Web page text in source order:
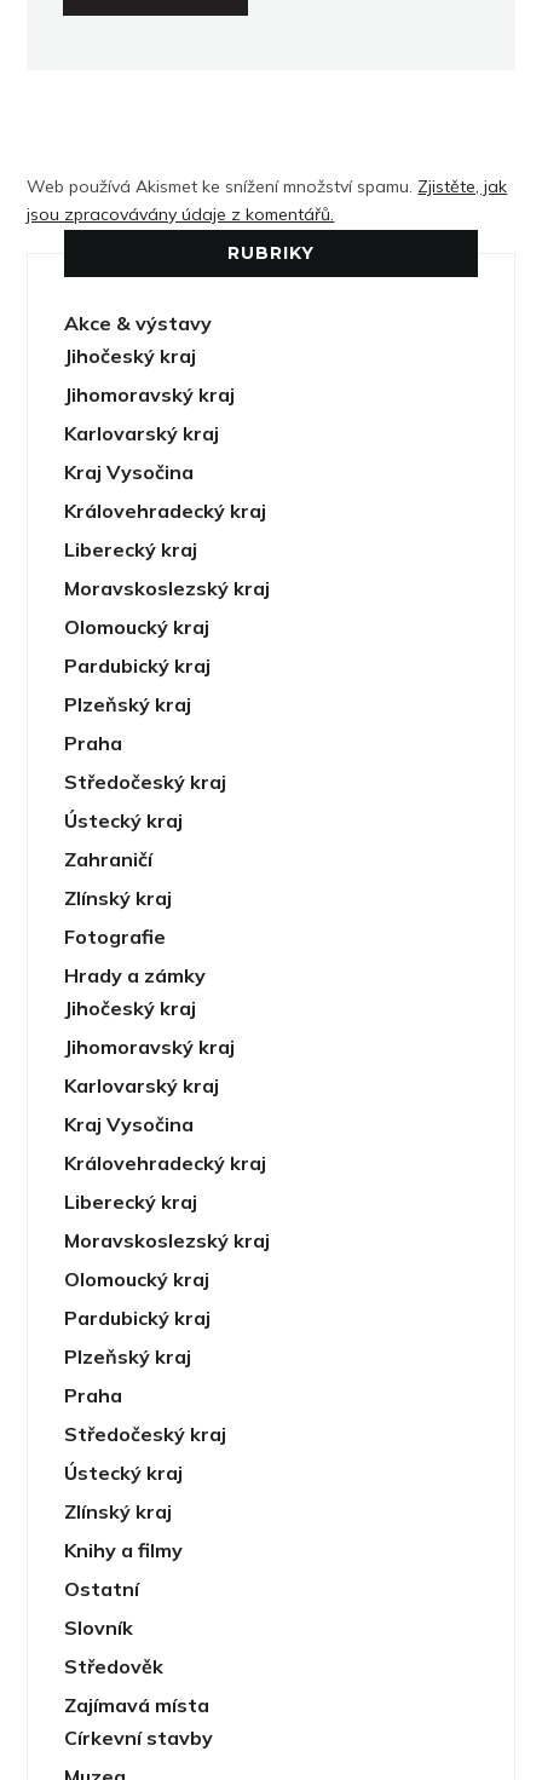
Web používá Akismet ke snížení množství spamu. Zjistěte, jak
jsou zpracovávány údaje z komentářů.
RUBRIKY
Akce & výstavy
Jihočeský kraj
Jihomoravský kraj
Karlovarský kraj
Kraj Vysočina
Královehradecký kraj
Liberecký kraj
Moravskoslezský kraj
Olomoucký kraj
Pardubický kraj
Plzeňský kraj
Praha
Středočeský kraj
Ústecký kraj
Zahraničí
Zlínský kraj
Fotografie
Hrady a zámky
Jihočeský kraj
Jihomoravský kraj
Karlovarský kraj
Kraj Vysočina
Královehradecký kraj
Liberecký kraj
Moravskoslezský kraj
Olomoucký kraj
Pardubický kraj
Plzeňský kraj
Praha
Středočeský kraj
Ústecký kraj
Zlínský kraj
Knihy a filmy
Ostatní
Slovník
Středověk
Zajímavá místa
Církevní stavby